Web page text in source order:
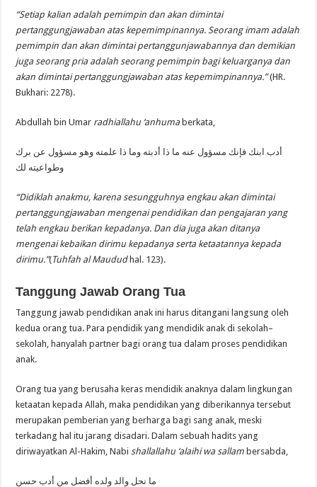
“Setiap kalian adalah pemimpin dan akan dimintai
pertanggungjawaban atas kepemimpinannya. Seorang imam adalah
pemimpin dan akan dimintai pertanggunjawabannya dan demikian
juga seorang pria adalah seorang pemimpin bagi keluarganya dan
akan dimintai pertanggungjawaban atas kepemimpinannya.”(HR.
Bukhari: 2278).
Abdullah bin Umar radhiallahu ‘anhumaberkata,
أدب ابنك فإنك مسؤول عنه ما ذا أدبته وما ذا علمته وهو مسؤول عن برك
وطواعيته لك
“Didiklah anakmu, karena sesungguhnya engkau akan dimintai
pertanggungjawaban mengenai pendidikan dan pengajaran yang
telah engkau berikan kepadanya. Dan dia juga akan ditanya
mengenai kebaikan dirimu kepadanya serta ketaatannya kepada
dirimu.”(Tuhfah al Maudud hal. 123).
Tanggung Jawab Orang Tua
Tanggung jawab pendidikan anak ini harus ditangani langsung oleh
kedua orang tua. Para pendidik yang mendidik anak di sekolah–
sekolah, hanyalah partner bagi orang tua dalam proses pendidikan
anak.
Orang tua yang berusaha keras mendidik anaknya dalam lingkungan
ketaatan kepada Allah, maka pendidikan yang diberikannya tersebut
merupakan pemberian yang berharga bagi sang anak, meski
terkadang hal itu jarang disadari. Dalam sebuah hadits yang
diriwayatkan Al-Hakim, Nabi shallallahu ‘alaihi wa sallam bersabda,
ما نحل والد ولده أفضل من أدب حسن